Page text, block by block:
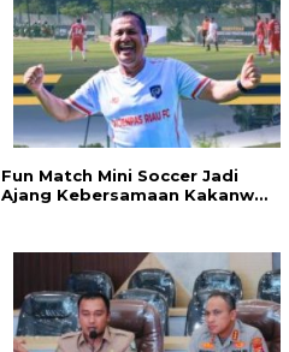
Fun Match Mini Soccer Jadi
Ajang Kebersamaan Kakanwil